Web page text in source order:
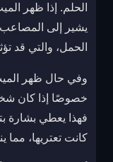
الحلم. إذا ظهر
يشير إلى المصاعب
الحمل، والتي قد
وفي حال ظهر
خصوصًا إذا كان
فهذا يعطي بشارة
كانت تعتريها،